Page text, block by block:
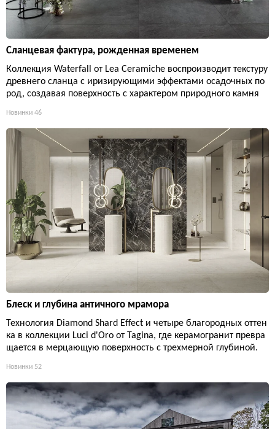
Сланцевая фактура, рожденная временем
Коллекция Waterfall от Lea Ceramiche воспроизводит текстуру
древнего сланца с иризирующими эффектами осадочных по
род, создавая поверхность с характером природного камня
Новинки 46
Блеск и глубина античного мрамора
Технология Diamond Shard Effect и четыре благородных оттен
ка в коллекции Luci d'Oro от Tagina, где керамогранит превра
щается в мерцающую поверхность с трехмерной глубиной.
Новинки 52